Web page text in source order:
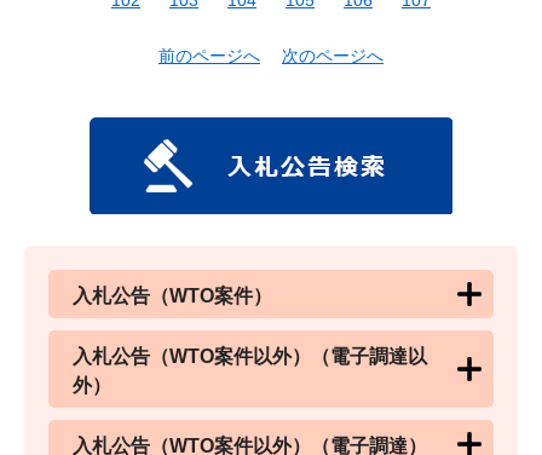
前のページへ 次のページへ
入札公告（WTO案件）
入札公告（WTO案件以外）（電子調達以
外）
入札公告（WTO案件以外）（電子調達）